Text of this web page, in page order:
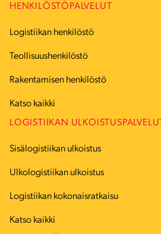
HENKILÖSTÖPALVELUT
Logistiikan henkilöstö
Teollisuushenkilöstö
Rakentamisen henkilöstö
Katso kaikki
LOGISTIIKAN ULKOISTUSPALVELUT
Sisälogistiikan ulkoistus
Ulkologistiikan ulkoistus
Logistiikan kokonaisratkaisu
Katso kaikki